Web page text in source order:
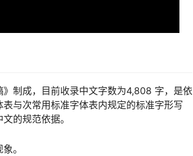
制成，目前收录中文字数为4,808 字，是依
与次常用标准字体表内规定的标准字形写
的规范依据。
。